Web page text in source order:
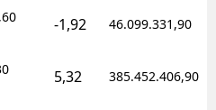
-1,92 46.099.331,90
5,32 385.452.406,90